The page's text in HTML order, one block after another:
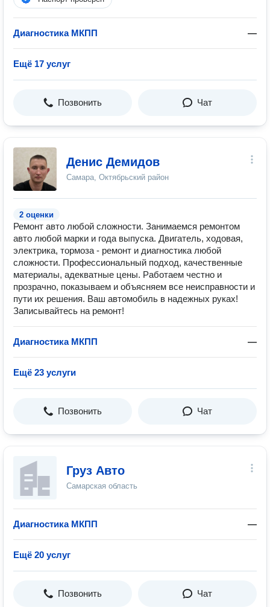
Диагностика МКПП —
Ещё 17 услуг
Позвонить Чат
Денис Демидов
Самара, Октябрьский район
2 оценки
Ремонт авто любой сложности. Занимаемся ремонтом
авто любой марки и года выпуска. Двигатель, ходовая,
электрика, тормоза - ремонт и диагностика любой
сложности. Профессиональный подход, качественные
материалы, адекватные цены. Работаем честно и
прозрачно, показываем и объясняем все неисправности и
пути их решения. Ваш автомобиль в надежных руках!
Записывайтесь на ремонт!
Диагностика МКПП —
Ещё 23 услуги
Позвонить Чат
Груз Авто
Самарская область
Диагностика МКПП —
Ещё 20 услуг
Позвонить Чат